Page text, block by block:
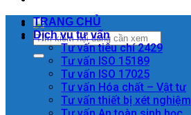
TRANG CHỦ
Dịch vụ tư vấn
Tư vấn tiêu chí 2429
Tư vấn ISO 15189
Tư vấn ISO 17025
Tư vấn Hóa chất – Vật tư
Tư vấn thiết bị xét nghiệm